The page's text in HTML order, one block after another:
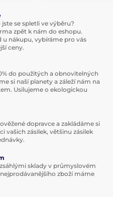
se spletli ve výběru?
zpět k nám do eshopu.
u nákupu, vybíráme pro vás
ceny.
do použitých a obnovitelných
si naší planety a záleží nám na
Usilujeme o ekologickou
dopravce a zakládáme si
vašich zásilek, většinu zásilek
sklady v průmyslovém
zboží máme